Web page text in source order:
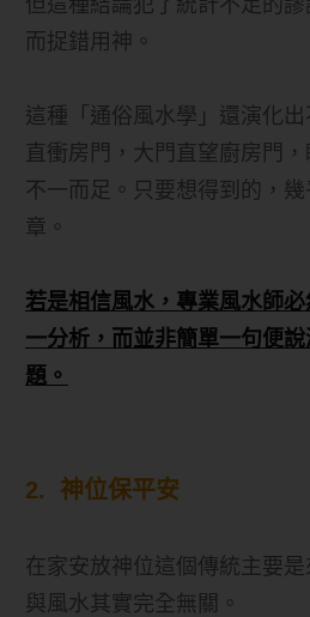
而捉錯用神。
這種「通俗風水學」還演化
直衝房門，大門直望廚房門，
不一而足。只要想得到的，
章。
若是相信風水，專業風水師
一分析，而並非簡單一句便
題。
2. 神位保平安
在家安放神位這個傳統主要是
與風水其實完全無關。